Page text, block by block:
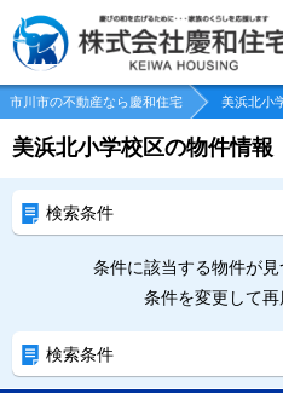
市川市の不動産なら慶和住宅 美浜北小
美浜北小学校区の物件情報
検索条件
条件に該当する物件が見
条件を変更して再
検索条件